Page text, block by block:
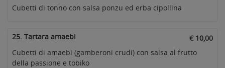
Cubetti di tonno con salsa ponzu ed erba cipollina
25. Tartara amaebi
€ 10,00
Cubetti di amaebi (gamberoni crudi) con salsa al frutto
della passione e tobiko